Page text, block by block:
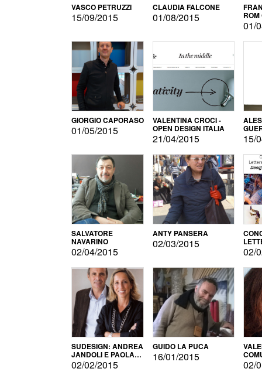
VASCO PETRUZZI
15/09/2015
CLAUDIA FALCONE
01/08/2015
01/
GIORGIO CAPORASO
01/05/2015
VALENTINA CROCI -
OPEN DESIGN ITALIA
21/04/2015 15/
SALVATORE
NAVARINO
02/04/2015
ANTY PANSERA
02/03/2015
02/
SUDESIGN: ANDREA
JANDOLI E PAOLA
PISAPIA
02/02/2015
GUIDO LA PUCA
16/01/2015
02/